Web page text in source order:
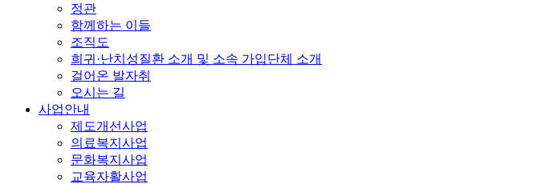
정관
함께하는 이들
조직도
희귀·난치성질환 소개 및 소속 가입단체 소개
걸어온 발자취
오시는 길
사업안내
제도개선사업
의료복지사업
문화복지사업
교육자활사업